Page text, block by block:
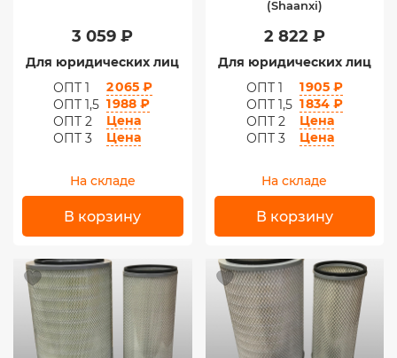
3 059 ₽
Для юридических лиц
ОПТ 1
2 065 ₽
ОПТ 1,5 1 988 ₽
ОПТ 2
Цена
ОПТ 3
Цена
На складе
В корзину
(Shaanxi)
2 822 ₽
Для юридических лиц
ОПТ 1
1 905 ₽
ОПТ 1,5 1 834 ₽
ОПТ 2
Цена
ОПТ 3
Цена
На складе
В корзину